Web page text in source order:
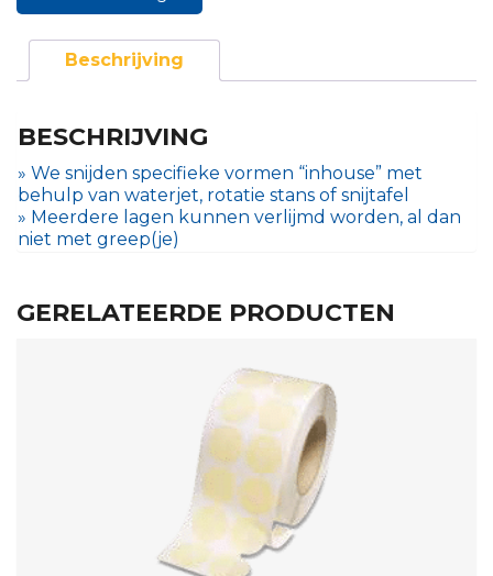
Beschrijving
BESCHRIJVING
» We snijden specifieke vormen “inhouse” met
behulp van waterjet, rotatie stans of snijtafel
» Meerdere lagen kunnen verlijmd worden, al dan
niet met greep(je)
GERELATEERDE PRODUCTEN